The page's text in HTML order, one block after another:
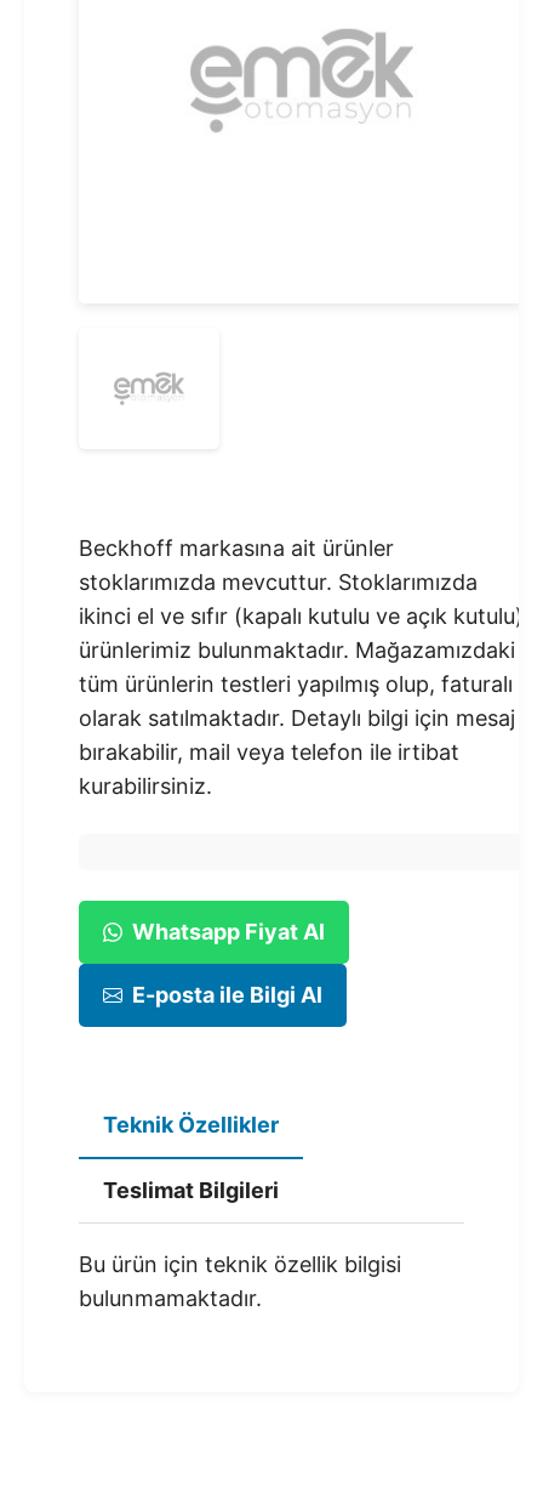
Beckhoff markasına ait ürünler
stoklarımızda mevcuttur. Stoklarımızda
ikinci el ve sıfır (kapalı kutulu ve açık kutulu)
ürünlerimiz bulunmaktadır.​ Mağazamızdaki
tüm ürünlerin testleri yapılmış olup, faturalı
olarak satılmaktadır. Detaylı bilgi için mesaj
bırakabilir, mail veya telefon ile irtibat
kurabilirsiniz.
Whatsapp Fiyat Al
E-posta ile Bilgi Al
Teknik Özellikler
Teslimat Bilgileri
Bu ürün için teknik özellik bilgisi
bulunmamaktadır.